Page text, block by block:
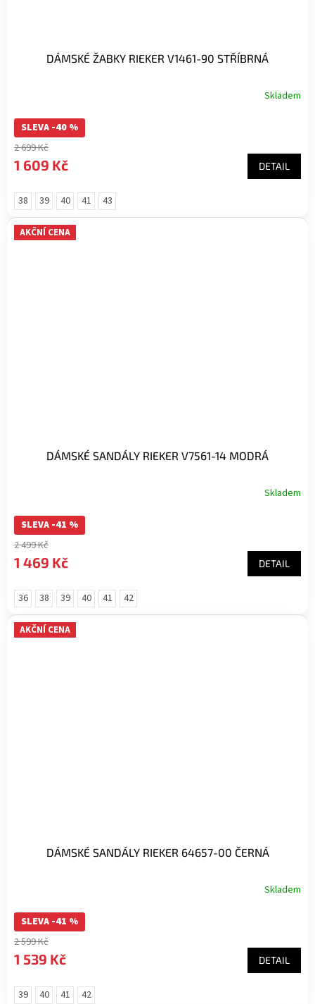
DÁMSKÉ ŽABKY RIEKER V1461-90 STŘÍBRNÁ
Skladem
SLEVA -40 %
2 699 Kč
1 609 Kč DETAIL
38 39 40 41 43
AKČNÍ CENA
DÁMSKÉ SANDÁLY RIEKER V7561-14 MODRÁ
Skladem
SLEVA -41 %
2 499 Kč
1 469 Kč DETAIL
36 38 39 40 41 42
AKČNÍ CENA
DÁMSKÉ SANDÁLY RIEKER 64657-00 ČERNÁ
Skladem
SLEVA -41 %
2 599 Kč
1 539 Kč DETAIL
39 40 41 42